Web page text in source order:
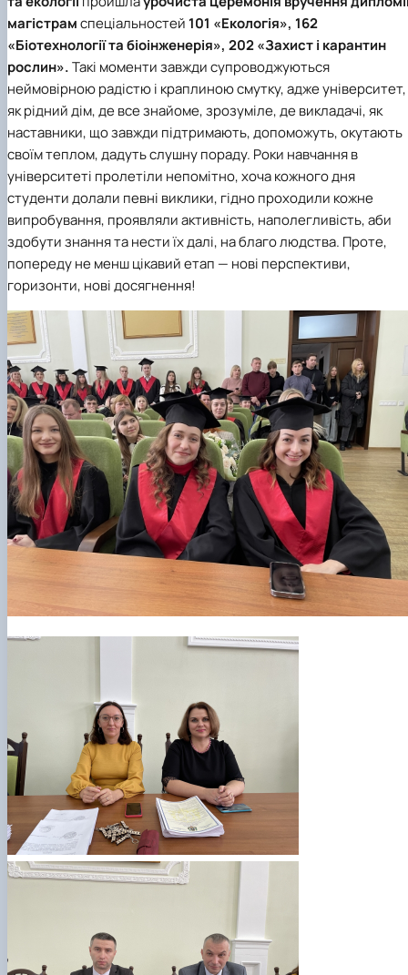
магістрамспеціальностей 101 «Екологія», 162
«Біотехнології та біоінженерія», 202 «Захист і карантин
рослин».Такі моменти завжди супроводжуються
неймовірною радістю і краплиною смутку, адже університет,
як рідний дім, де все знайоме, зрозуміле, де викладачі, як
наставники, що завжди підтримають, допоможуть, окутають
своїм теплом, дадуть слушну пораду. Роки навчання в
університеті пролетіли непомітно, хоча кожного дня
студенти долали певні виклики, гідно проходили кожне
випробування, проявляли активність, наполегливість, аби
здобути знання та нести їх далі, на благо людства. Проте,
попереду не менш цікавий етап — нові перспективи,
горизонти, нові досягнення!